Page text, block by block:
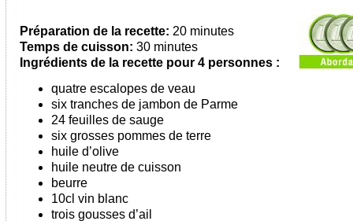
Préparation de la recette: 20 minutes
Temps de cuisson: 30 minutes
Ingrédients de la recette pour 4 personnes :
quatre escalopes de veau
six tranches de jambon de Parme
24 feuilles de sauge
six grosses pommes de terre
huile d’olive
huile neutre de cuisson
beurre
10cl vin blanc
trois gousses d’ail